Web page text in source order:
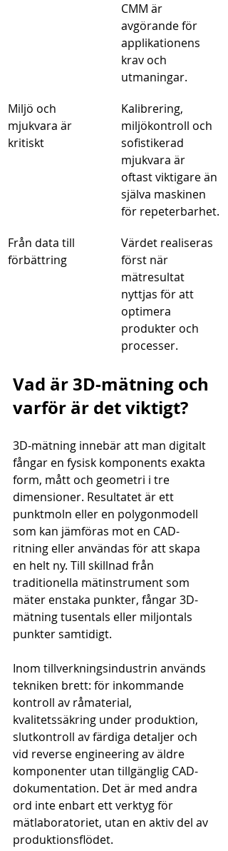
CMM är
avgörande för
applikationens
krav och
utmaningar.
Miljö och
mjukvara är
kritiskt
Kalibrering,
miljökontroll och
sofistikerad
mjukvara är
oftast viktigare än
själva maskinen
för repeterbarhet.
Från data till
förbättring
Värdet realiseras
först när
mätresultat
nyttjas för att
optimera
produkter och
processer.
Vad är 3D-mätning och
varför är det viktigt?
3D-mätning innebär att man digitalt
fångar en fysisk komponents exakta
form, mått och geometri i tre
dimensioner. Resultatet är ett
punktmoln eller en polygonmodell
som kan jämföras mot en CAD-
ritning eller användas för att skapa
en helt ny. Till skillnad från
traditionella mätinstrument som
mäter enstaka punkter, fångar 3D-
mätning tusentals eller miljontals
punkter samtidigt.
Inom tillverkningsindustrin används
tekniken brett: för inkommande
kontroll av råmaterial,
kvalitetssäkring under produktion,
slutkontroll av färdiga detaljer och
vid reverse engineering av äldre
komponenter utan tillgänglig CAD-
dokumentation. Det är med andra
ord inte enbart ett verktyg för
mätlaboratoriet, utan en aktiv del av
produktionsflödet.